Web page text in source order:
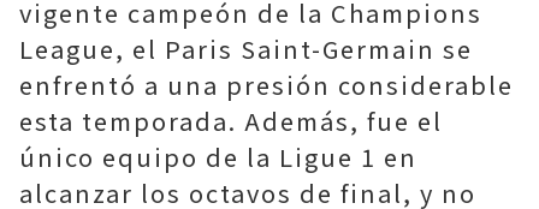
vigente campeón de la Champions
League, el Paris Saint-Germain se
enfrentó a una presión considerable
esta temporada. Además, fue el
único equipo de la Ligue 1 en
alcanzar los octavos de final, y no